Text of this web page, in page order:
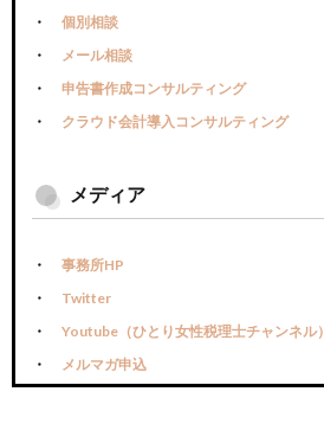
個別相談
メール相談
申告書作成コンサルティング
クラウド会計導入コンサルティング
メディア
事務所HP
Twitter
Youtube（ひとり女性税理士チャンネル）
メルマガ申込